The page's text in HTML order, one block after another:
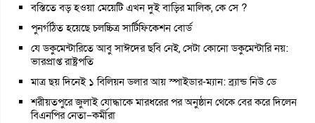
বস্তিতে বড় হওয়া মেয়েটি এখন দুই বাড়ির মালিক, কে সে ?
পুনর্গঠিত হয়েছে চলচ্চিত্র সার্টিফিকেশন বোর্ড
যে ডকুমেন্টারিতে আবু সাঈদের ছবি নেই, সেটা কোনো ডকুমেন্টারি নয়:
ভারপ্রাপ্ত রাষ্ট্রপতি
মাত্র ছয় দিনেই ১ বিলিয়ন ডলার আয় স্পাইডার-ম্যান: ব্র্যান্ড নিউ ডে
শরীয়তপুরে জুলাই যোদ্ধাকে মারধরের পর অনুষ্ঠান থেকে বের করে দিলেন
বিএনপির নেতা–কর্মীরা